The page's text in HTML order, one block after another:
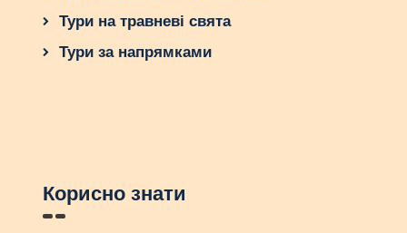
Тури на травневі свята
Тури за напрямками
Корисно знати